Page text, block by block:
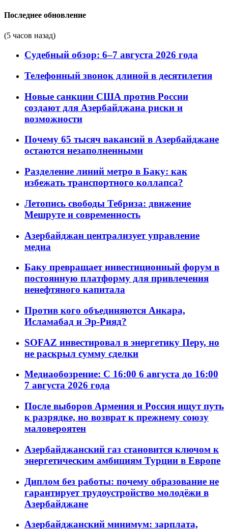
Последнее обновление
(5 часов назад)
Судебный обзор: 6–7 августа 2026 года
Телефонный звонок длиной в десятилетия
Новые санкции США против России
создают для Азербайджана риски и
возможности
Почему 65 тысяч вакансий в Азербайджане
остаются незаполненными
Разделение линий метро в Баку: как
избежать транспортного коллапса?
Летопись свободы Тебриза: движение
Мешруте и современность
Азербайджан централизует управление
медиа
Баку превращает инвестиционный форум в
постоянную платформу для привлечения
ненефтяного капитала
Против кого объединяются Анкара,
Исламабад и Эр-Рияд?
SOFAZ инвестировал в энергетику Перу, но
не раскрыл сумму сделки
Медиаобозрение: С 16:00 6 августа до 16:00
7 августа 2026 года
После выборов Армения и Россия ищут путь
к разрядке, но возврат к прежнему союзу
маловероятен
Азербайджанский газ становится ключом к
энергетическим амбициям Турции в Европе
Диплом без работы: почему образование не
гарантирует трудоустройство молодёжи в
Азербайджане
Азербайджанский минимум: зарплата,